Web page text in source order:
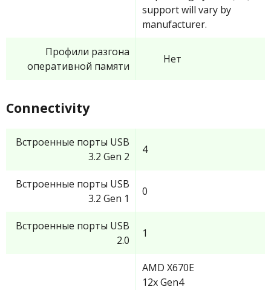
support will vary by
manufacturer.
Профили разгона
оперативной памяти
Нет
Connectivity
Встроенные порты USB
3.2 Gen 2
4
Встроенные порты USB
3.2 Gen 1
0
Встроенные порты USB
2.0
1
AMD X670E
12x Gen4